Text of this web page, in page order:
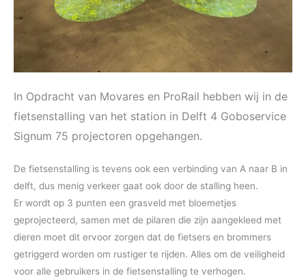
In Opdracht van Movares en ProRail hebben wij in de
fietsenstalling van het station in Delft 4 Goboservice
Signum 75 projectoren opgehangen.
De fietsenstalling is tevens ook een verbinding van A naar B in
delft, dus menig verkeer gaat ook door de stalling heen.
Er wordt op 3 punten een grasveld met bloemetjes
geprojecteerd, samen met de pilaren die zijn aangekleed met
dieren moet dit ervoor zorgen dat de fietsers en brommers
getriggerd worden om rustiger te rijden. Alles om de veiligheid
voor alle gebruikers in de fietsenstalling te verhogen.